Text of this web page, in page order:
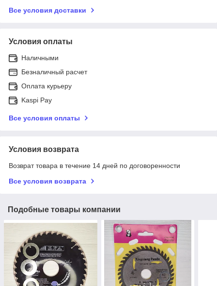
Все условия доставки
Условия оплаты
Наличными
Безналичный расчет
Оплата курьеру
Kaspi Pay
Все условия оплаты
Условия возврата
Возврат товара в течение 14 дней по договоренности
Все условия возврата
Подобные товары компании